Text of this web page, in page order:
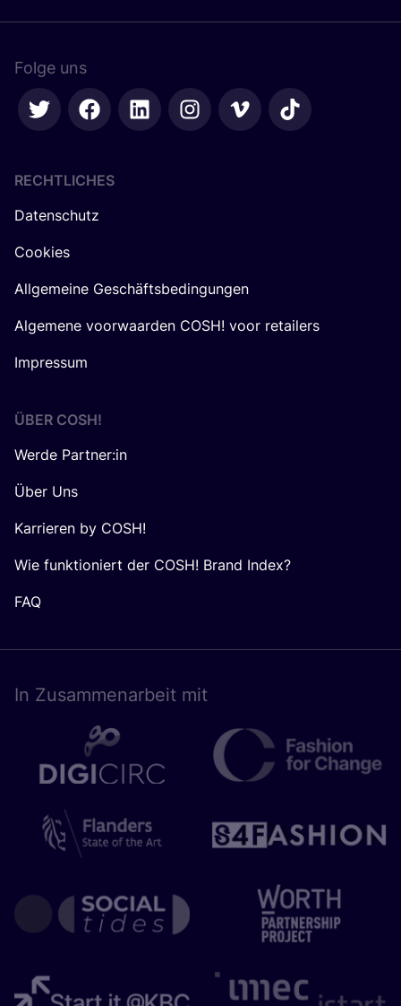
Folge uns
RECHTLICHES
Datenschutz
Cookies
Allgemeine Geschäftsbedingungen
Algemene voorwaarden COSH! voor retailers
Impressum
ÜBER COSH!
Werde Partner:in
Über Uns
Karrieren by COSH!
Wie funktioniert der COSH! Brand Index?
FAQ
In Zusam­men­ar­beit mit